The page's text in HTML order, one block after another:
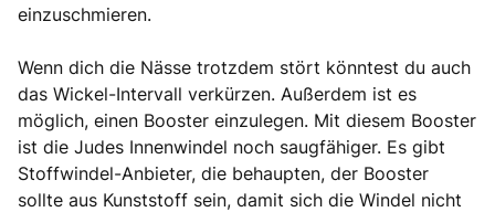
einzuschmieren.
Wenn dich die Nässe trotzdem stört könntest du auch
das Wickel-Intervall verkürzen. Außerdem ist es
möglich, einen Booster einzulegen. Mit diesem Booster
ist die Judes Innenwindel noch saugfähiger. Es gibt
Stoffwindel-Anbieter, die behaupten, der Booster
sollte aus Kunststoff sein, damit sich die Windel nicht